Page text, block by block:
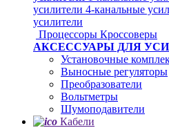
усилители 4-канальные
усилители
Процессоры Кроссоверы
АКСЕССУАРЫ ДЛЯ
Установочные
Выносные регуляторы
Преобразователи
Вольтметры
Шумоподавители
Кабели